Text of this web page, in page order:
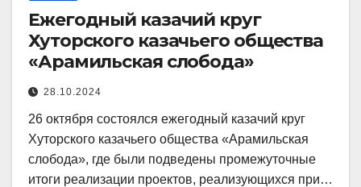
Ежегодный казачий круг
Хуторского казачьего общества
«Арамильская слобода»
28.10.2024
26 октября состоялся ежегодный казачий круг
Хуторского казачьего общества «Арамильская
слобода», где были подведены промежуточные
итоги реализации проектов, реализующихся при…